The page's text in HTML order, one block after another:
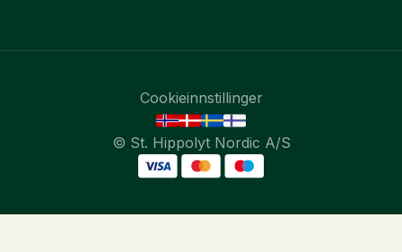
© St. Hippolyt Nordic A/S
Cookieinnstillinger